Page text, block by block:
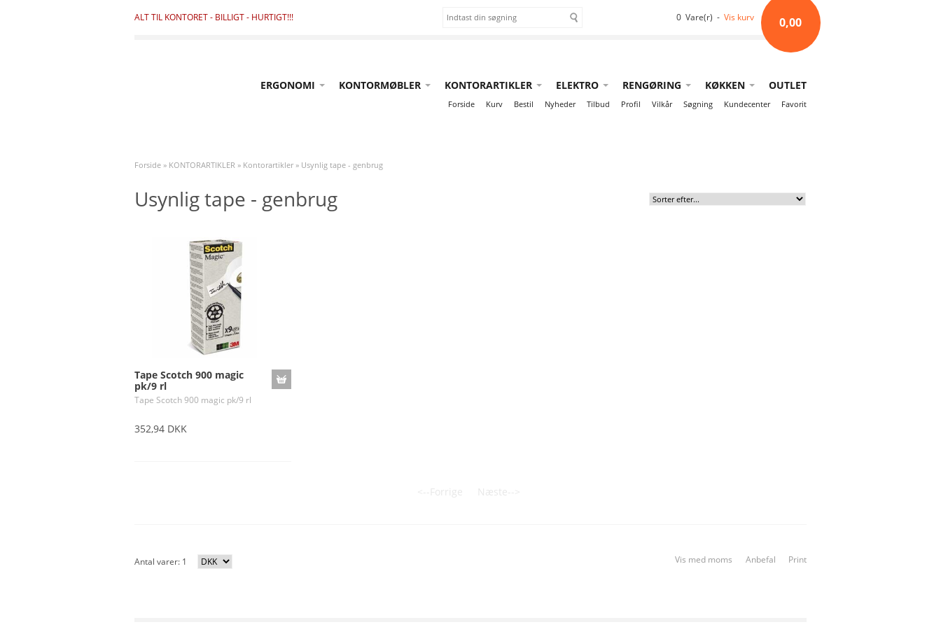
ALT TIL KONTORET - BILLIGT - HURTIGT!!! 0 Vare(r) -Vis kurv 0,00
ERGONOMI KONTORMØBLER KONTORARTIKLER ELEKTRO RENGØRING KØKKEN OUTLET
Forside Kurv Bestil Nyheder Tilbud Profil Vilkår Søgning Kundecenter Favorit
Forside » KONTORARTIKLER » Kontorartikler » Usynlig tape - genbrug
Usynlig tape - genbrug
Tape Scotch 900 magic
pk/9 rl
Tape Scotch 900 magic pk/9 rl
352,94 DKK
<--Forrige Næste-->
Antal varer: 1 Vis med moms Anbefal Print